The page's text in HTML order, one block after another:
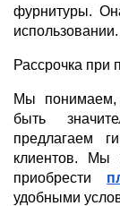
фурнитуры.
использовании.
Рассрочка при
Мы понимаем,
быть
предлагаем
клиентов. Мы
приобрести
удобными